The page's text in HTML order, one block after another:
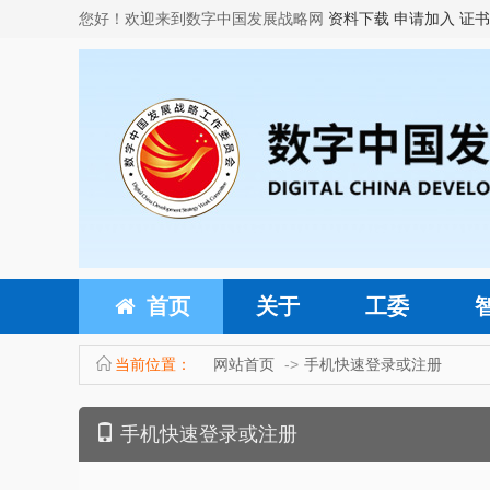
您好！欢迎来到数字中国发展战略网 资料下载 申请加入 证
首页 关于 工委
当前位置： 网站首页 手机快速登录或注册
手机快速登录或注册